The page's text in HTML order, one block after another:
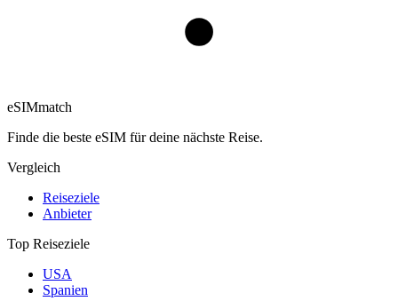
eSIMmatch
Finde die beste eSIM für deine nächste Reise.
Vergleich
Reiseziele
Anbieter
Top Reiseziele
USA
Spanien